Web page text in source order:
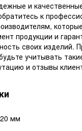
и
к
продукции и
своих изделий.
учитывать
и отзывы
20 мм